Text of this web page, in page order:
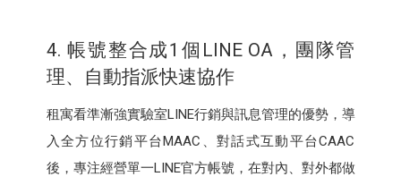
4. 帳號整合成1個LINE OA，團隊管
理、自動指派快速協作
租寓看準漸強實驗室LINE行銷與訊息管理的優勢，導
入全方位行銷平台MAAC、對話式互動平台CAAC
後，專注經營單一LINE官方帳號，在對內、對外都做